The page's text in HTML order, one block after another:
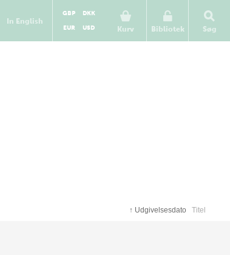
In English
Kurv
GBP
DKK
EUR
USD Bibliotek Søg
↑ Udgivelsesdato Titel